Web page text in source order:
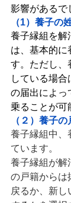
影響があるで
（1）養子の
養子縁組を解
は、基本的に
す。ただし、
している場
の届出によっ
乗ることが可
（２）養子の
養子縁組中、
ています。
養子縁組が解
の戸籍からは
戻るか、新